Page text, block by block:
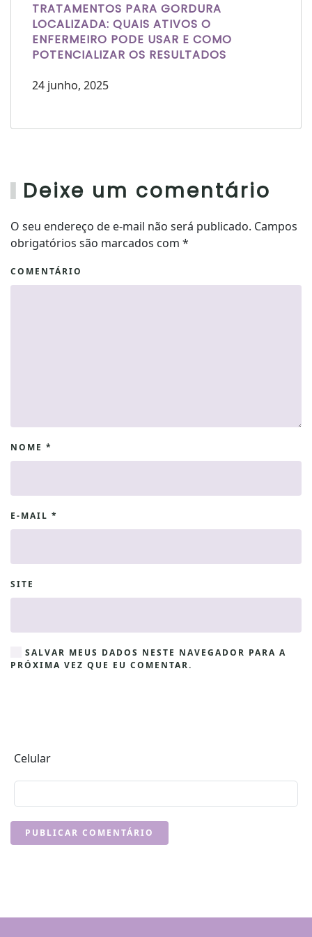
TRATAMENTOS PARA GORDURA
LOCALIZADA: QUAIS ATIVOS O
ENFERMEIRO PODE USAR E COMO
POTENCIALIZAR OS RESULTADOS
24 junho, 2025
Deixe um comentário
O seu endereço de e-mail não será publicado. Campos
obrigatórios são marcados com *
COMENTÁRIO
NOME *
E-MAIL *
SITE
SALVAR MEUS DADOS NESTE NAVEGADOR PARA A
PRÓXIMA VEZ QUE EU COMENTAR.
Celular
PUBLICAR COMENTÁRIO